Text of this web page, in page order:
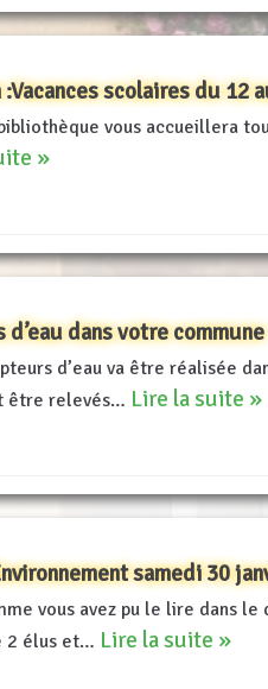
scolaires du 12
vous accueillera
»
dans votre commune
d’eau va être réalisée
être relevés… Lire la suite »
samedi 30
vous avez pu le lire dans
2 élus et… Lire la suite »